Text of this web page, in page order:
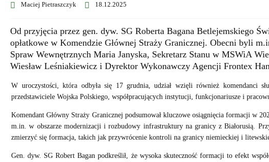
Maciej Pietraszczyk 18.12.2025
Od przyjęcia przez gen. dyw. SG Roberta Bagana Betlejemskiego
opłatkowe w Komendzie Głównej Straży Granicznej. Obecni byli
Spraw Wewnętrznych Maria Janyska, Sekretarz Stanu w MSWiA
Wiesław Leśniakiewicz i Dyrektor Wykonawczy Agencji Frontex
W uroczystości, która odbyła się 17 grudnia, udział wzięli również komendanci
przedstawiciele Wojska Polskiego, współpracujących instytucji, funkcjonariusze i
Komendant Główny Straży Granicznej podsumował kluczowe osiągnięcia formacji w
m.in. w obszarze modernizacji i rozbudowy infrastruktury na granicy z Białorusią.
zmierzyć się formacja, takich jak przywrócenie kontroli na granicy niemieckiej i
Gen. dyw. SG Robert Bagan podkreślił, że wysoka skuteczność formacji to efekt